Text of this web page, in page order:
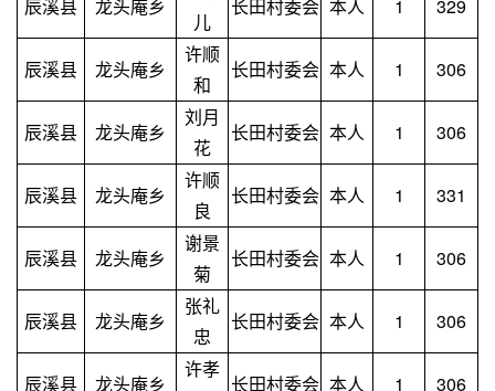
辰溪县 龙头庵乡
儿
长田村委会 本人 1 329
辰溪县 龙头庵乡
许顺
和
长田村委会 本人 1 306
辰溪县 龙头庵乡
刘月
花
长田村委会 本人 1 306
辰溪县 龙头庵乡
许顺
良
长田村委会 本人 1 331
辰溪县 龙头庵乡
谢景
菊
长田村委会 本人 1 306
辰溪县 龙头庵乡
张礼
忠
长田村委会 本人 1 306
辰溪县 龙头庵乡
许孝
长田村委会 本人 1 306